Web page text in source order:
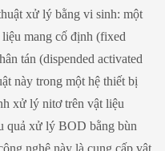
xử lý bằng vi sinh: một
mang cố định (fixed
tán (dispended activated
này trong một hệ thiết bị
xử lý nitơ trên vật liệu
quả xử lý BOD bằng bùn